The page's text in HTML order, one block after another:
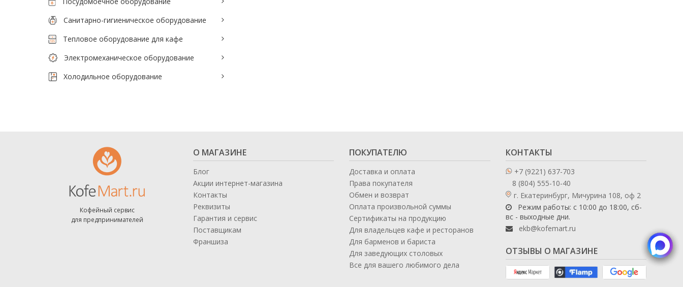
Санитарно-гигиеническое
оборудование
Тепловое оборудование для кафе
Электромеханическое оборудование
Санитарно-гигиеническое оборудование
Тепловое оборудование для кафе
Электромеханическое оборудование
Холодильное оборудование
Кофейный сервис
для предпринимателей
О МАГАЗИНЕ
Блог
Акции интернет-магазина
Контакты
Реквизиты
Гарантия и сервис
Поставщикам
Франшиза
ПОКУПАТЕЛЮ
Доставка и оплата
Права покупателя
Обмен и возврат
Оплата произвольной суммы
Сертификаты на продукцию
Для владельцев кафе и ресторанов
Для барменов и бариста
Для заведующих столовых
Все для вашего любимого дела
КОНТАКТЫ
+7 (9221) 637-703
8 (804) 555-10-40
г. Екатеринбург, Мичурина 108, оф 2
Режим работы: с 10:00 до 18:00, сб-
вс - выходные дни.
ekb@kofemart.ru
ОТЗЫВЫ О МАГАЗИНЕ